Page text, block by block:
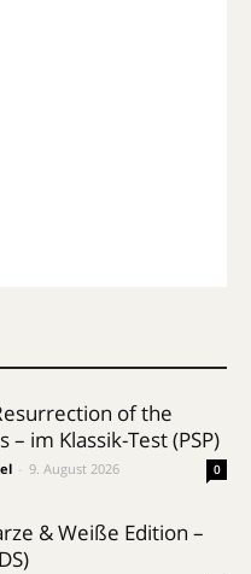
of the
– im Klassik-Test (PSP)
9. August 2026 0
& Weiße Edition –